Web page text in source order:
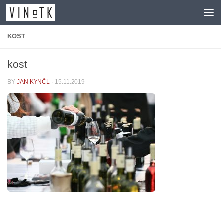
Skip to content
KOST
kost
BY JAN KYNČL · 15.11.2019